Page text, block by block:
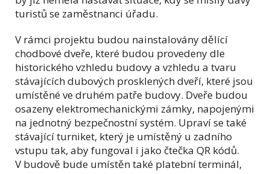
turistů se zaměstnanci úřadu.
V rámci projektu budou nainstalovány dělící
chodbové dveře, které budou provedeny dle
historického vzhledu budovy a vzhledu a tvaru
stávajících dubových prosklených dveří, které jsou
umístěné ve druhém patře budovy. Dveře budou
osazeny elektromechanickými zámky, napojenými
na jednotný bezpečnostní systém. Upraví se také
stávající turniket, který je umístěný u zadního
vstupu tak, aby fungoval i jako čtečka QR kódů.
V budově bude umístěn také platební terminál,